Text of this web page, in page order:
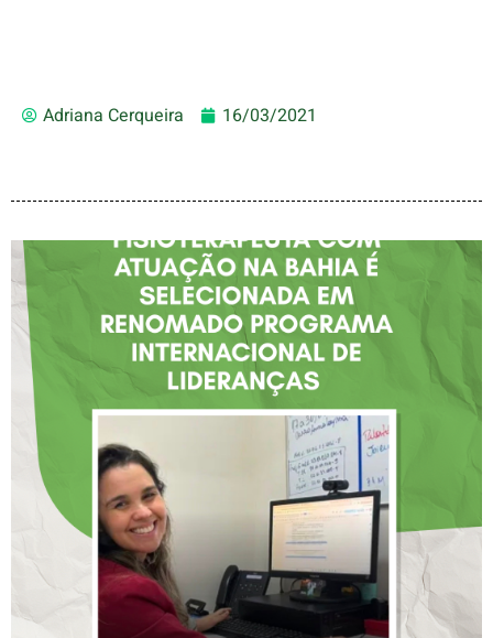
Adriana Cerqueira 16/03/2021
FISIOTERAPEUTA COM
ATUAÇÃO NA BAHIA É
SELECIONADA EM
RENOMADO PROGRAMA
INTERNACIONAL DE
LIDERANÇAS